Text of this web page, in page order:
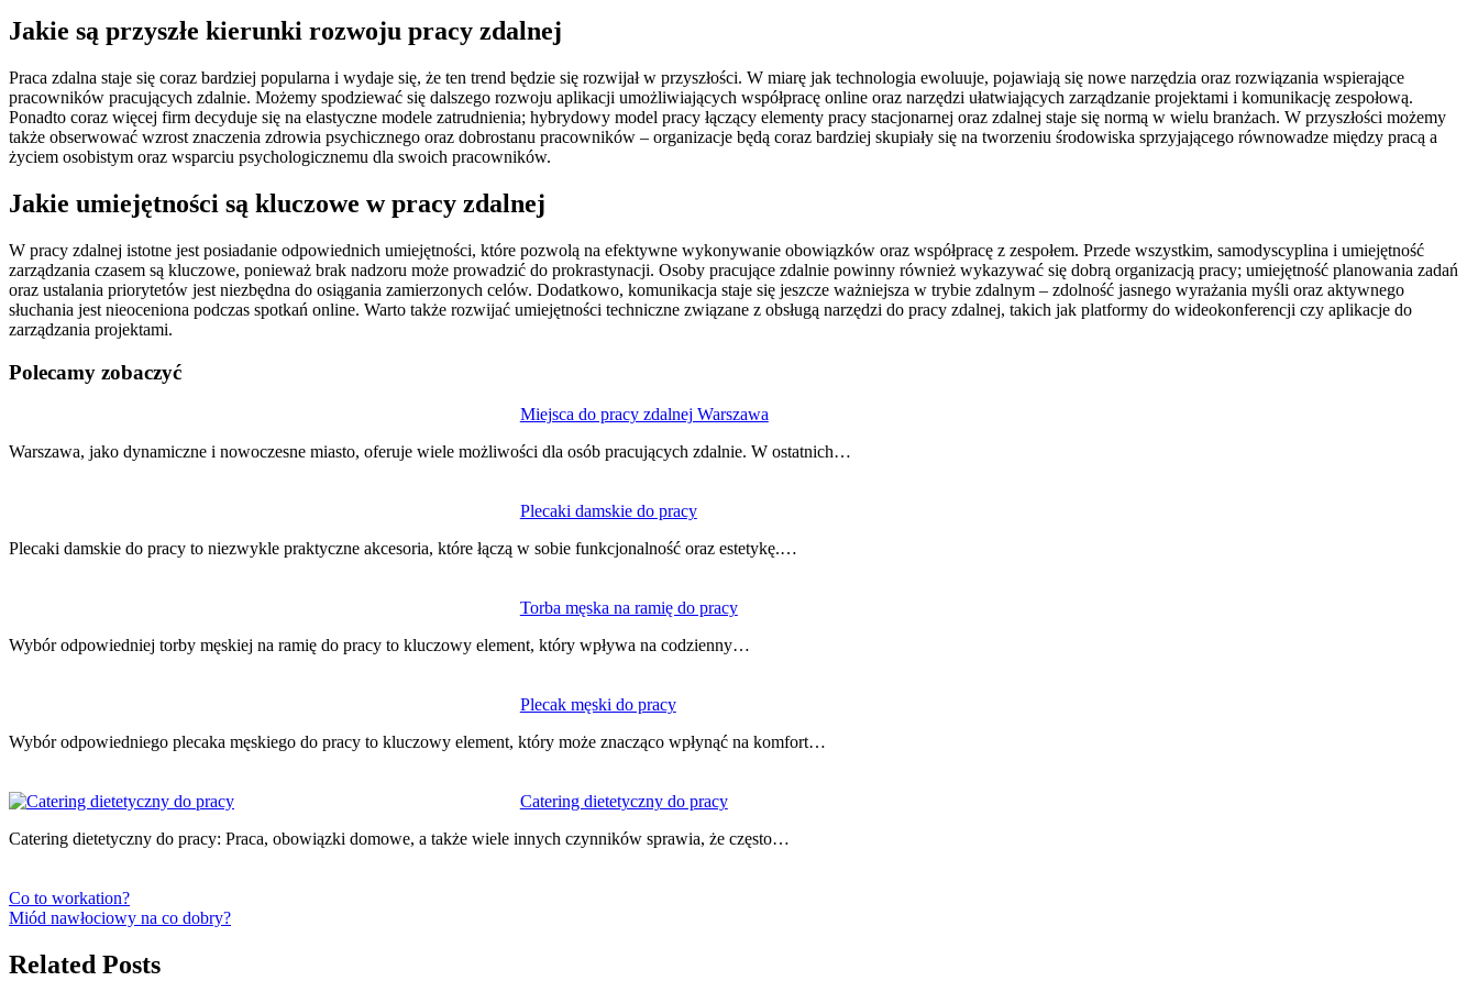
Jakie są przyszłe kierunki rozwoju pracy zdalnej
Praca zdalna staje się coraz bardziej popularna i wydaje się, że ten trend będzie się rozwijał w przyszłości. W miarę jak technologia ewoluuje, pojawiają się nowe narzędzia oraz rozwiązania wspierające
pracowników pracujących zdalnie. Możemy spodziewać się dalszego rozwoju aplikacji umożliwiających współpracę online oraz narzędzi ułatwiających zarządzanie projektami i komunikację zespołową.
Ponadto coraz więcej firm decyduje się na elastyczne modele zatrudnienia; hybrydowy model pracy łączący elementy pracy stacjonarnej oraz zdalnej staje się normą w wielu branżach. W przyszłości możemy
także obserwować wzrost znaczenia zdrowia psychicznego oraz dobrostanu pracowników – organizacje będą coraz bardziej skupiały się na tworzeniu środowiska sprzyjającego równowadze między pracą a
życiem osobistym oraz wsparciu psychologicznemu dla swoich pracowników.
Jakie umiejętności są kluczowe w pracy zdalnej
W pracy zdalnej istotne jest posiadanie odpowiednich umiejętności, które pozwolą na efektywne wykonywanie obowiązków oraz współpracę z zespołem. Przede wszystkim, samodyscyplina i umiejętność
zarządzania czasem są kluczowe, ponieważ brak nadzoru może prowadzić do prokrastynacji. Osoby pracujące zdalnie powinny również wykazywać się dobrą organizacją pracy; umiejętność planowania zadań
oraz ustalania priorytetów jest niezbędna do osiągania zamierzonych celów. Dodatkowo, komunikacja staje się jeszcze ważniejsza w trybie zdalnym – zdolność jasnego wyrażania myśli oraz aktywnego
słuchania jest nieoceniona podczas spotkań online. Warto także rozwijać umiejętności techniczne związane z obsługą narzędzi do pracy zdalnej, takich jak platformy do wideokonferencji czy aplikacje do
zarządzania projektami.
Polecamy zobaczyć
Miejsca do pracy zdalnej Warszawa
Warszawa, jako dynamiczne i nowoczesne miasto, oferuje wiele możliwości dla osób pracujących zdalnie. W ostatnich…
Plecaki damskie do pracy
Plecaki damskie do pracy to niezwykle praktyczne akcesoria, które łączą w sobie funkcjonalność oraz estetykę.…
Torba męska na ramię do pracy
Wybór odpowiedniej torby męskiej na ramię do pracy to kluczowy element, który wpływa na codzienny…
Plecak męski do pracy
Wybór odpowiedniego plecaka męskiego do pracy to kluczowy element, który może znacząco wpłynąć na komfort…
Catering dietetyczny do pracy
Catering dietetyczny do pracy: Praca, obowiązki domowe, a także wiele innych czynników sprawia, że często…
wpisu
Co to workation?
Miód nawłociowy na co dobry?
Related Posts